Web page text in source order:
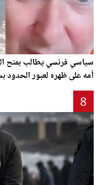
سياسي فرنسي يطالب بمنح
أمه على ظهره لعبور الحدود
8